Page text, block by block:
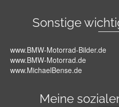
Sonstige
www.BMW-Motorrad-Bilder.de
www.BMW-Motorrad.de
www.MichaelBense.de
Meine